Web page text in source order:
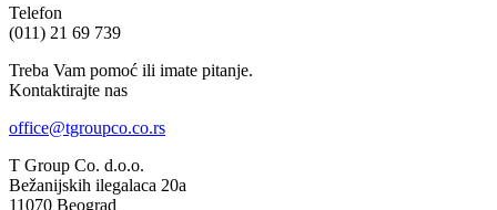
Telefon
(011) 21 69 739
Treba Vam pomoć ili imate pitanje.
Kontaktirajte nas
office@tgroupco.co.rs
T Group Co. d.o.o.
Bežanijskih ilegalaca 20a
11070 Beograd